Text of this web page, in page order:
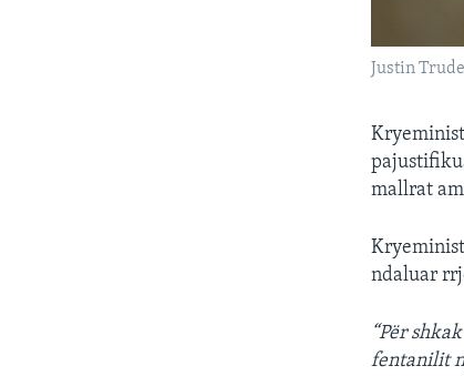
Justin
mallrat
ndaluar
“Për
fentanilit